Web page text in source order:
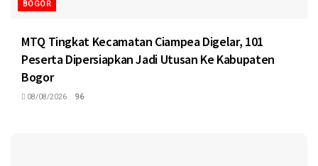
BOGOR
MTQ Tingkat Kecamatan Ciampea Digelar, 101
Peserta Dipersiapkan Jadi Utusan Ke Kabupaten
Bogor
08/08/2026 96